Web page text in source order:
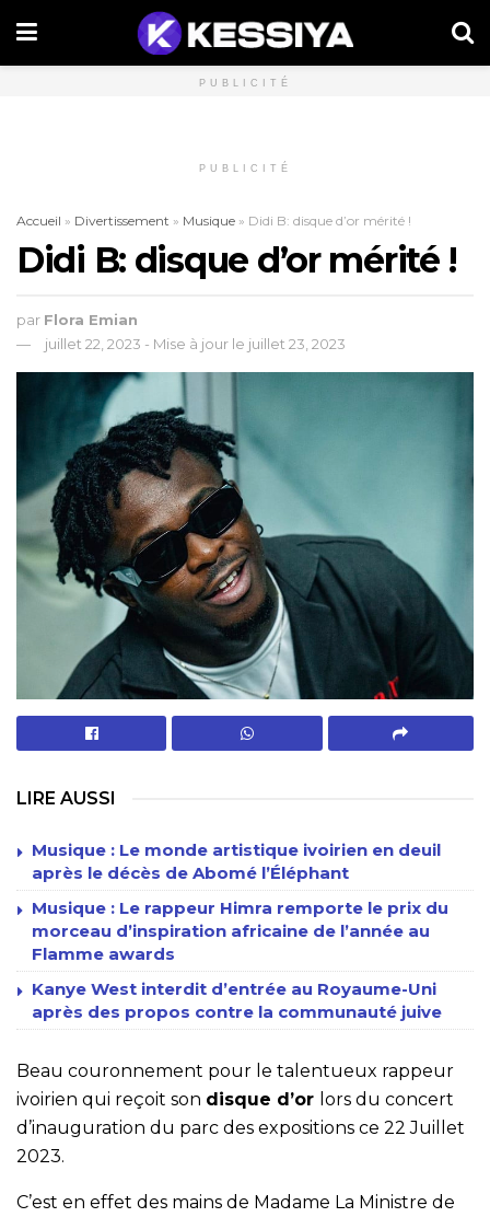
PUBLICITÉ
PUBLICITÉ
Accueil » Divertissement » Musique » Didi B: disque d’or mérité !
Didi B: disque d’or mérité !
par Flora Emian
juillet 22, 2023 - Mise à jour le juillet 23, 2023
LIRE AUSSI
Musique : Le monde artistique ivoirien en deuil
après le décès de Abomé l’Éléphant
Musique : Le rappeur Himra remporte le prix du
morceau d’inspiration africaine de l’année au
Flamme awards
Kanye West interdit d’entrée au Royaume-Uni
après des propos contre la communauté juive
Beau couronnement pour le talentueux rappeur
ivoirien qui reçoit son disque d’or lors du concert
d’inauguration du parc des expositions ce 22 Juillet
2023.
C’est en effet des mains de Madame La Ministre de